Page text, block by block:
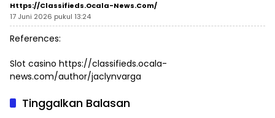
Https://classifieds.ocala-News.com/
17 Juni 2026 pukul 13:24
References:
Slot casino https://classifieds.ocala-
news.com/author/jaclynvarga
Tinggalkan Balasan